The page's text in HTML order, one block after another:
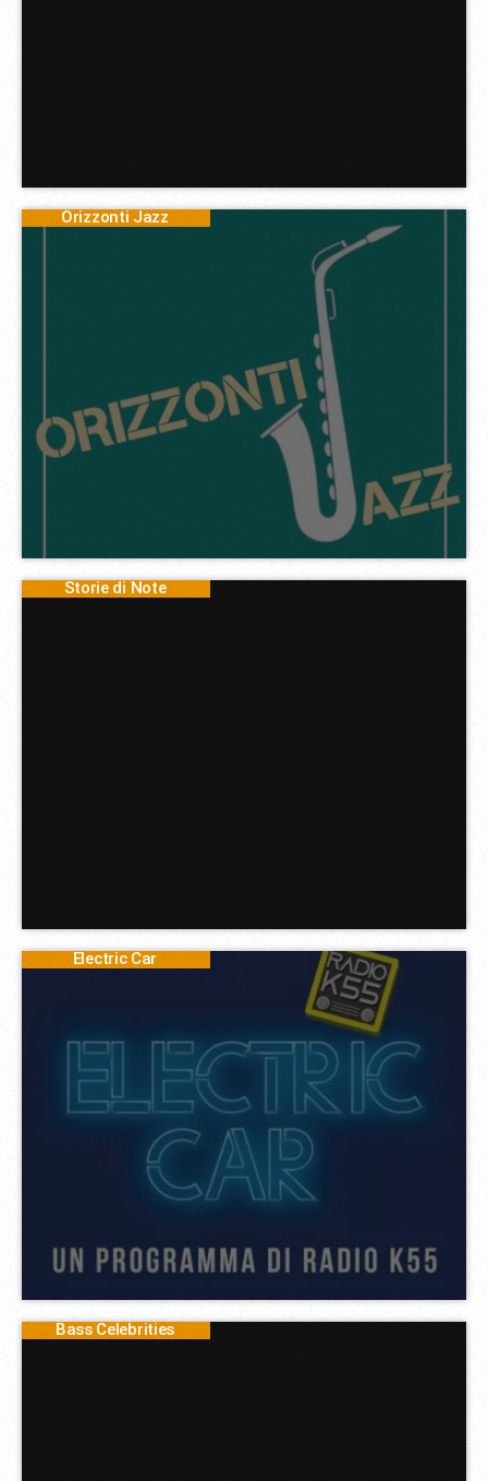
Orizzonti Jazz
Storie di Note
Electric Car
Bass Celebrities